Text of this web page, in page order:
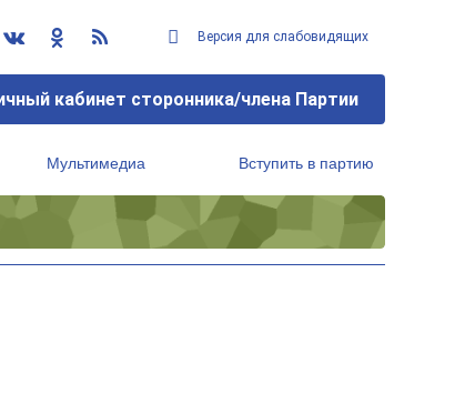
Версия для слабовидящих
кабинет сторонника/члена Партии
Мультимедиа Вступить в партию